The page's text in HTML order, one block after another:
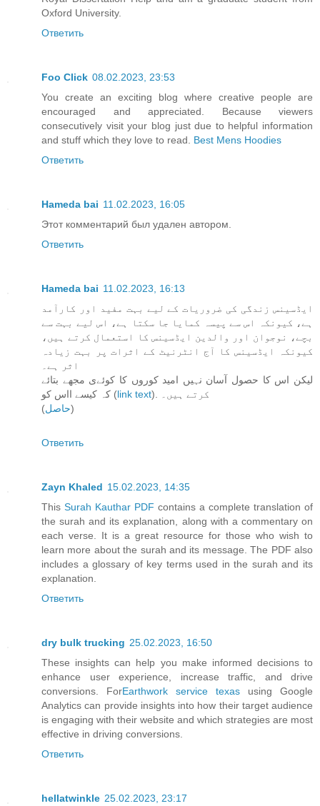
Oxford University.
Ответить
Foo Click 08.02.2023, 23:53
You create an exciting blog where creative people are
encouraged and appreciated. Because viewers
consecutively visit your blog just due to helpful information
and stuff which they love to read. Best Mens Hoodies
Ответить
Hameda bai 11.02.2023, 16:05
Этот комментарий был удален автором.
Ответить
Hameda bai 11.02.2023, 16:13
ایڈسینس زندگی کی ضروریات کے لیے بہت مفید اور کارآمد
ہے، کیونکہ اس سے پیسہ کمایا جا سکتا ہے، اس لیے بہت سے
بچے، نوجوان اور والدین ایڈسینس کا استعمال کرتے ہیں،
کیونکہ ایڈسینس کا آج انٹرنیٹ کے اثرات پر بہت زیادہ
اثر ہے۔
لیکن اس کا حصول آسان نہیں امید کوروں کا کوئےی مجھے بتائے
کہ کیسے ااس کو (link text
). کرتے ہیں۔
(حاصل)
Ответить
Zayn Khaled 15.02.2023, 14:35
This Surah Kauthar PDF contains a complete translation of
the surah and its explanation, along with a commentary on
each verse. It is a great resource for those who wish to
learn more about the surah and its message. The PDF also
includes a glossary of key terms used in the surah and its
explanation.
Ответить
dry bulk trucking 25.02.2023, 16:50
These insights can help you make informed decisions to
enhance user experience, increase traffic, and drive
conversions. ForEarthwork service texas using Google
Analytics can provide insights into how their target audience
is engaging with their website and which strategies are most
effective in driving conversions.
Ответить
hellatwinkle 25.02.2023, 23:17